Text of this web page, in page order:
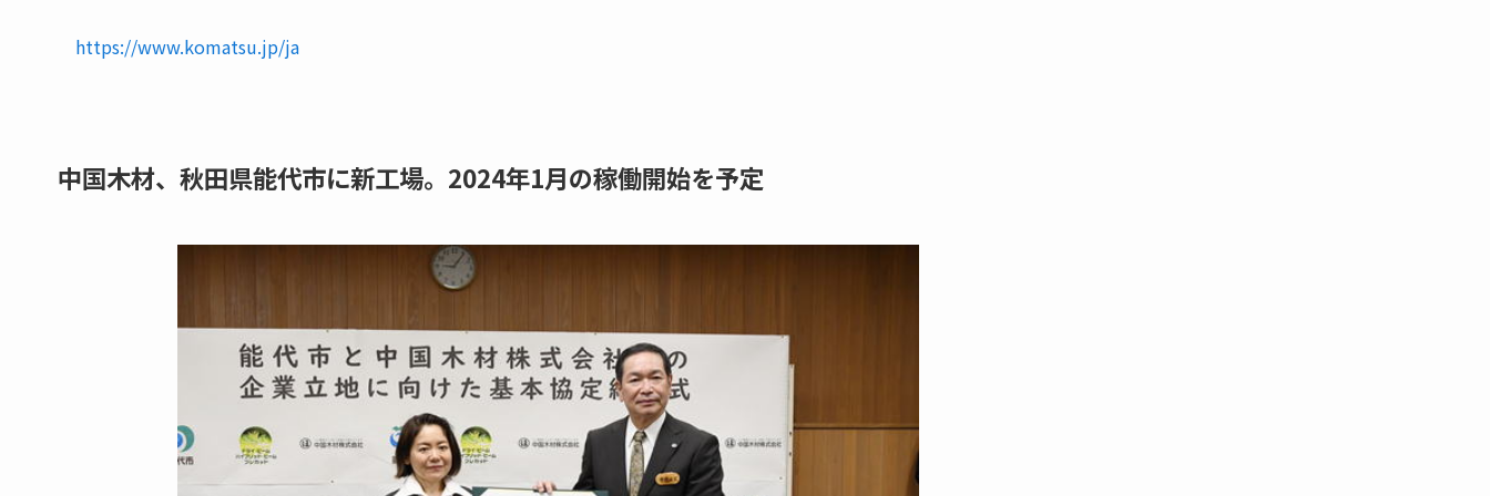
https://www.komatsu.jp/ja
中国木材、秋田県能代市に新工場。2024年1月の稼働開始を予定